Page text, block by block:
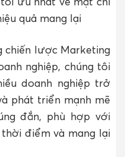
quả mang lại
chiến lược Marketing
nghiệp, chúng tôi
doanh nghiệp trở
phát triển mạnh mẽ
đắn, phù hợp với
điểm và mang lại